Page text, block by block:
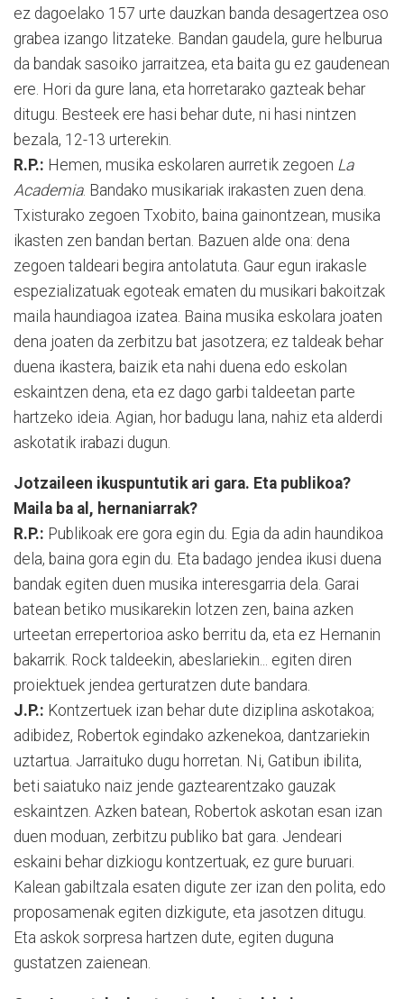
ez da­goe­lako 157 urte dauzkan banda desa­ger­tzea oso
grabea izango litzateke. Ban­dan gaudela, gure helburua
da bandak sa­soiko jarraitzea, eta baita gu ez gau­de­ne­an
ere. Hori da gure lana, eta ho­rre­tarako gazteak behar
ditugu. Besteek ere ha­si behar dute, ni hasi nintzen
bezala, 12-13 urterekin.
R.P.: Hemen, musika eskolaren aurretik zegoen La
Academia. Bandako musikariak irakasten zuen dena.
Txisturako zegoen Txobito, baina gainontzean, musika
ikasten zen bandan bertan. Bazuen alde ona: dena
zegoen taldeari begira antola­tuta. Gaur egun irakasle
espezializatuak egoteak ematen du musikari bakoitzak
maila haundiagoa izatea. Baina musika eskolara joaten
dena joaten da zerbitzu bat jasotzera; ez taldeak behar
duena ikastera, baizik eta nahi duena edo eskolan
eskaintzen dena, eta ez dago garbi taldeetan parte
hartzeko ideia. Agian, hor badugu lana, nahiz eta alderdi
askotatik irabazi dugun.
Jotzaileen ikuspuntutik ari gara. Eta publikoa?
Maila ba al, hernaniarrak?
R.P.: Publikoak ere gora egin du. Egia da adin haundikoa
dela, baina gora egin du. Eta badago jendea ikusi duena
bandak egiten duen musika interesgarria dela. Garai
batean betiko musikarekin lotzen zen, baina azken
urteetan errepertorioa asko berritu da, eta ez Hernanin
bakarrik. Rock taldeekin, abeslariekin... egiten diren
proiektuek jendea gertu­ratzen dute bandara.
J.P.: Kontzertuek izan behar dute diziplina askotakoa;
adibidez, Robertok egin­dako azkenekoa, dantzariekin
uztar­tua. Jarraituko dugu horretan. Ni, Gati­bun ibilita,
beti saiatuko naiz jende gaz­tea­ren­tzako gauzak
eskaintzen. Azken batean, Robertok askotan esan izan
duen mo­duan, zerbitzu publiko bat gara. Jen­dea­ri
eskaini behar dizkiogu kon­tzer­tu­ak, ez gure buruari.
Kalean gabiltzala esa­ten digute zer izan den polita, edo
pro­posamenak egiten dizkigute, eta jaso­tzen ditugu.
Eta askok sorpresa hartzen dute, egiten duguna
gustatzen zaienean.